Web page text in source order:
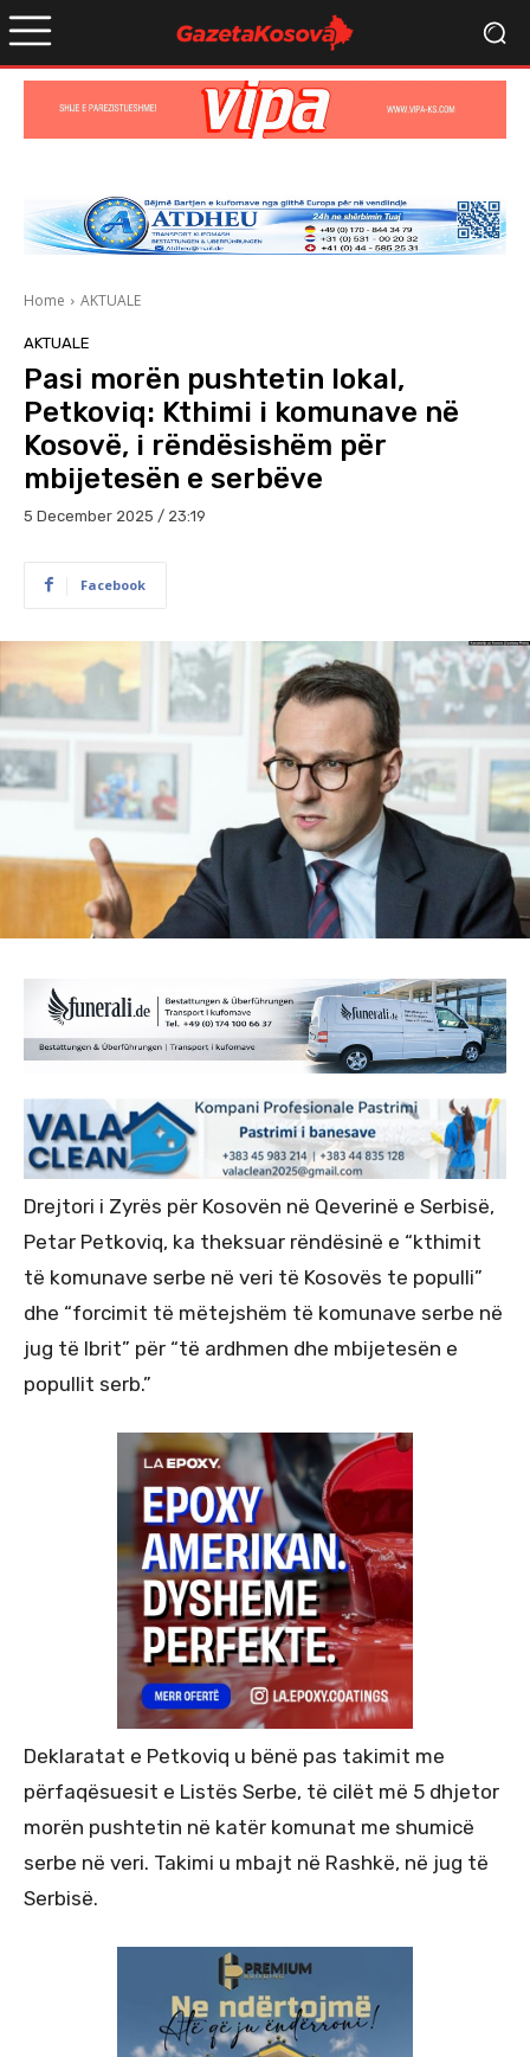
Home AKTUALE
AKTUALE
Pasi morën pushtetin lokal,
Petkoviq: Kthimi i komunave në
Kosovë, i rëndësishëm për
mbijetesën e serbëve
5 December 2025 / 23:19
Facebook
Drejtori i Zyrës për Kosovën në Qeverinë e Serbisë,
Petar Petkoviq, ka theksuar rëndësinë e “kthimit
të komunave serbe në veri të Kosovës te populli”
dhe “forcimit të mëtejshëm të komunave serbe në
jug të Ibrit” për “të ardhmen dhe mbijetesën e
popullit serb.”
Deklaratat e Petkoviq u bënë pas takimit me
përfaqësuesit e Listës Serbe, të cilët më 5 dhjetor
morën pushtetin në katër komunat me shumicë
serbe në veri. Takimi u mbajt në Rashkë, në jug të
Serbisë.